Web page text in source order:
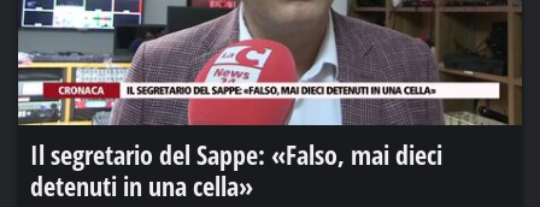
Il segretario del Sappe: «Falso, mai dieci
detenuti in una cella»